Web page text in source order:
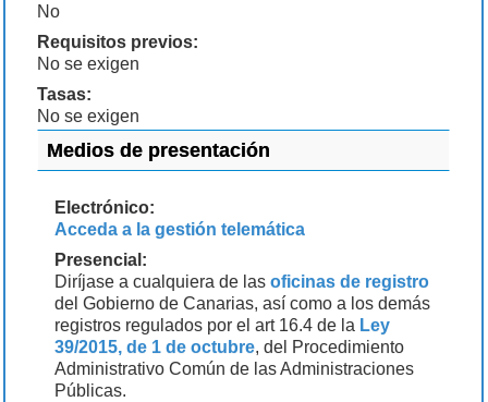
No
Requisitos previos:
No se exigen
Tasas:
No se exigen
Medios de presentación
Electrónico:
Acceda a la gestión telemática
Presencial:
Diríjase a cualquiera de lasoficinas de registro
del Gobierno de Canarias, así como a los demás
registros regulados por el art 16.4 de la Ley
39/2015, de 1 de octubre, del Procedimiento
Administrativo Común de las Administraciones
Públicas.